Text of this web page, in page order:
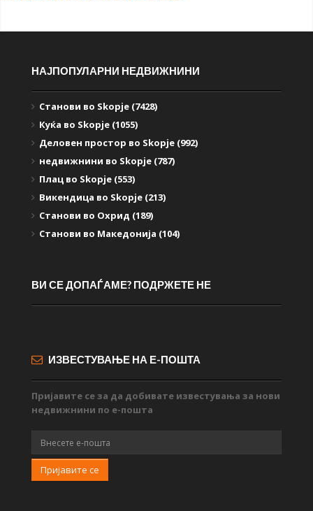
НАЈПОПУЛАРНИ НЕДВИЖНИНИ
Станови во Skopje (7428)
Куќа во Skopje (1055)
Деловен простор во Skopje (992)
недвижнини во Skopje (787)
Плац во Skopje (553)
Викендица во Skopje (213)
Станови во Охрид (189)
Станови во Македонија (104)
ВИ СЕ ДОПАЃАМЕ? ПОДРЖЕТЕ НЕ
ИЗВЕСТУВАЊЕ НА Е-ПОШТА
Пријавите се за да добивате известувања за нови
недвижнини по е-пошта
Пријавите се